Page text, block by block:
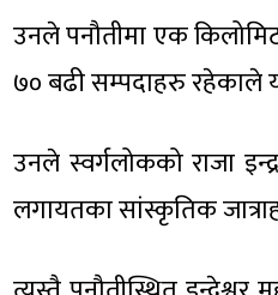
उनले पनौतीमा एक
७० बढी सम्पदाहरु रहेकाले
उनले स्वर्गलोकको राजा
लगायतका सांस्कृतिक